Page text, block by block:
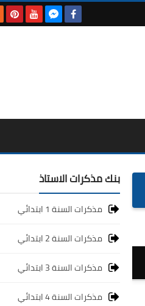
بنك مذكرات الاستاذ
مذكرات السنة 1 ابتدائي
مذكرات السنة 2 ابتدائي
مذكرات السنة 3 ابتدائي
مذكرات السنة 4 ابتدائي